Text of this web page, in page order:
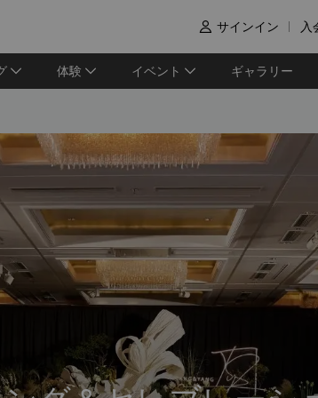
 サインイン 入
体験 イベント ギャラリー